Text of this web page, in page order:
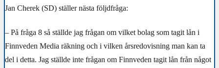
Jan Cherek (SD) ställer nästa följdfråga:
– På fråga 8 så ställde jag frågan om vilket bolag som tagit lån i
Finnveden Media räkning och i vilken årsredovisning man kan ta
del i detta. Jag ställde inte frågan om Finnveden tagit lån från något